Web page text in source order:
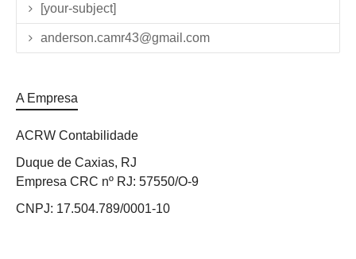
[your-subject]
anderson.camr43@gmail.com
A Empresa
ACRW Contabilidade
Duque de Caxias, RJ
Empresa CRC nº RJ: 57550/O-9
CNPJ: 17.504.789/0001-10